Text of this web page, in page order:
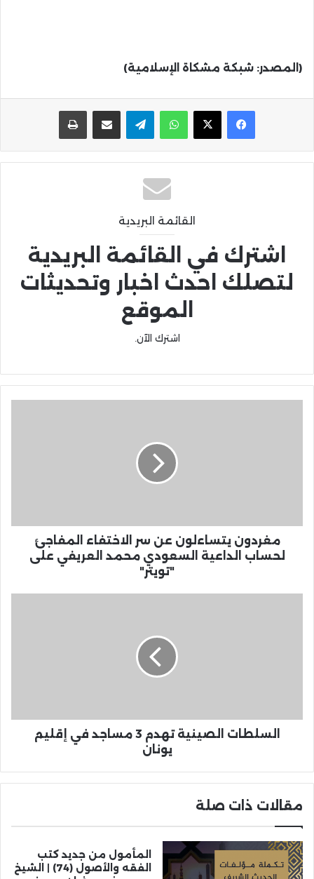
(المصدر: شبكة مشكاة الإسلامية)
واتساب تيلقرام مشاركة عبر البريد
القائمة البريدية
اشترك في القائمة البريدية
لتصلك احدث اخبار وتحديثات
الموقع
اشترك الآن.
مغردون يتساءلون عن سر الاختفاء المفاجئ
لحساب الداعية السعودي محمد العريفي على
"تويتر"
السلطات الصينية تهدم 3 مساجد في إقليم
يونان
مقالات ذات صلة
المأمول من جديد كتب
الفقه والأصول (74) | الشيخ